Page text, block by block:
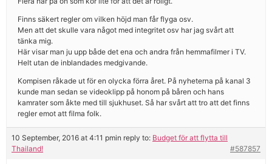
Finns säkert regler om vilken höjd man får flyga osv.
Men att det skulle vara något med integritet osv har jag svårt att
tänka mig.
Här visar man ju upp både det ena och andra från hemmafilmer i TV.
Helt utan de inblandades medgivande.
Kompisen råkade ut för en olycka förra året. På nyheterna på kanal 3
kunde man sedan se videoklipp på honom på båren och hans
kamrater som åkte med till sjukhuset. Så har svårt att tro att det finns
regler emot att filma folk.
10 September, 2016 at 4:11 pmin reply to: Budget för att flytta till
Thailand!
#587857